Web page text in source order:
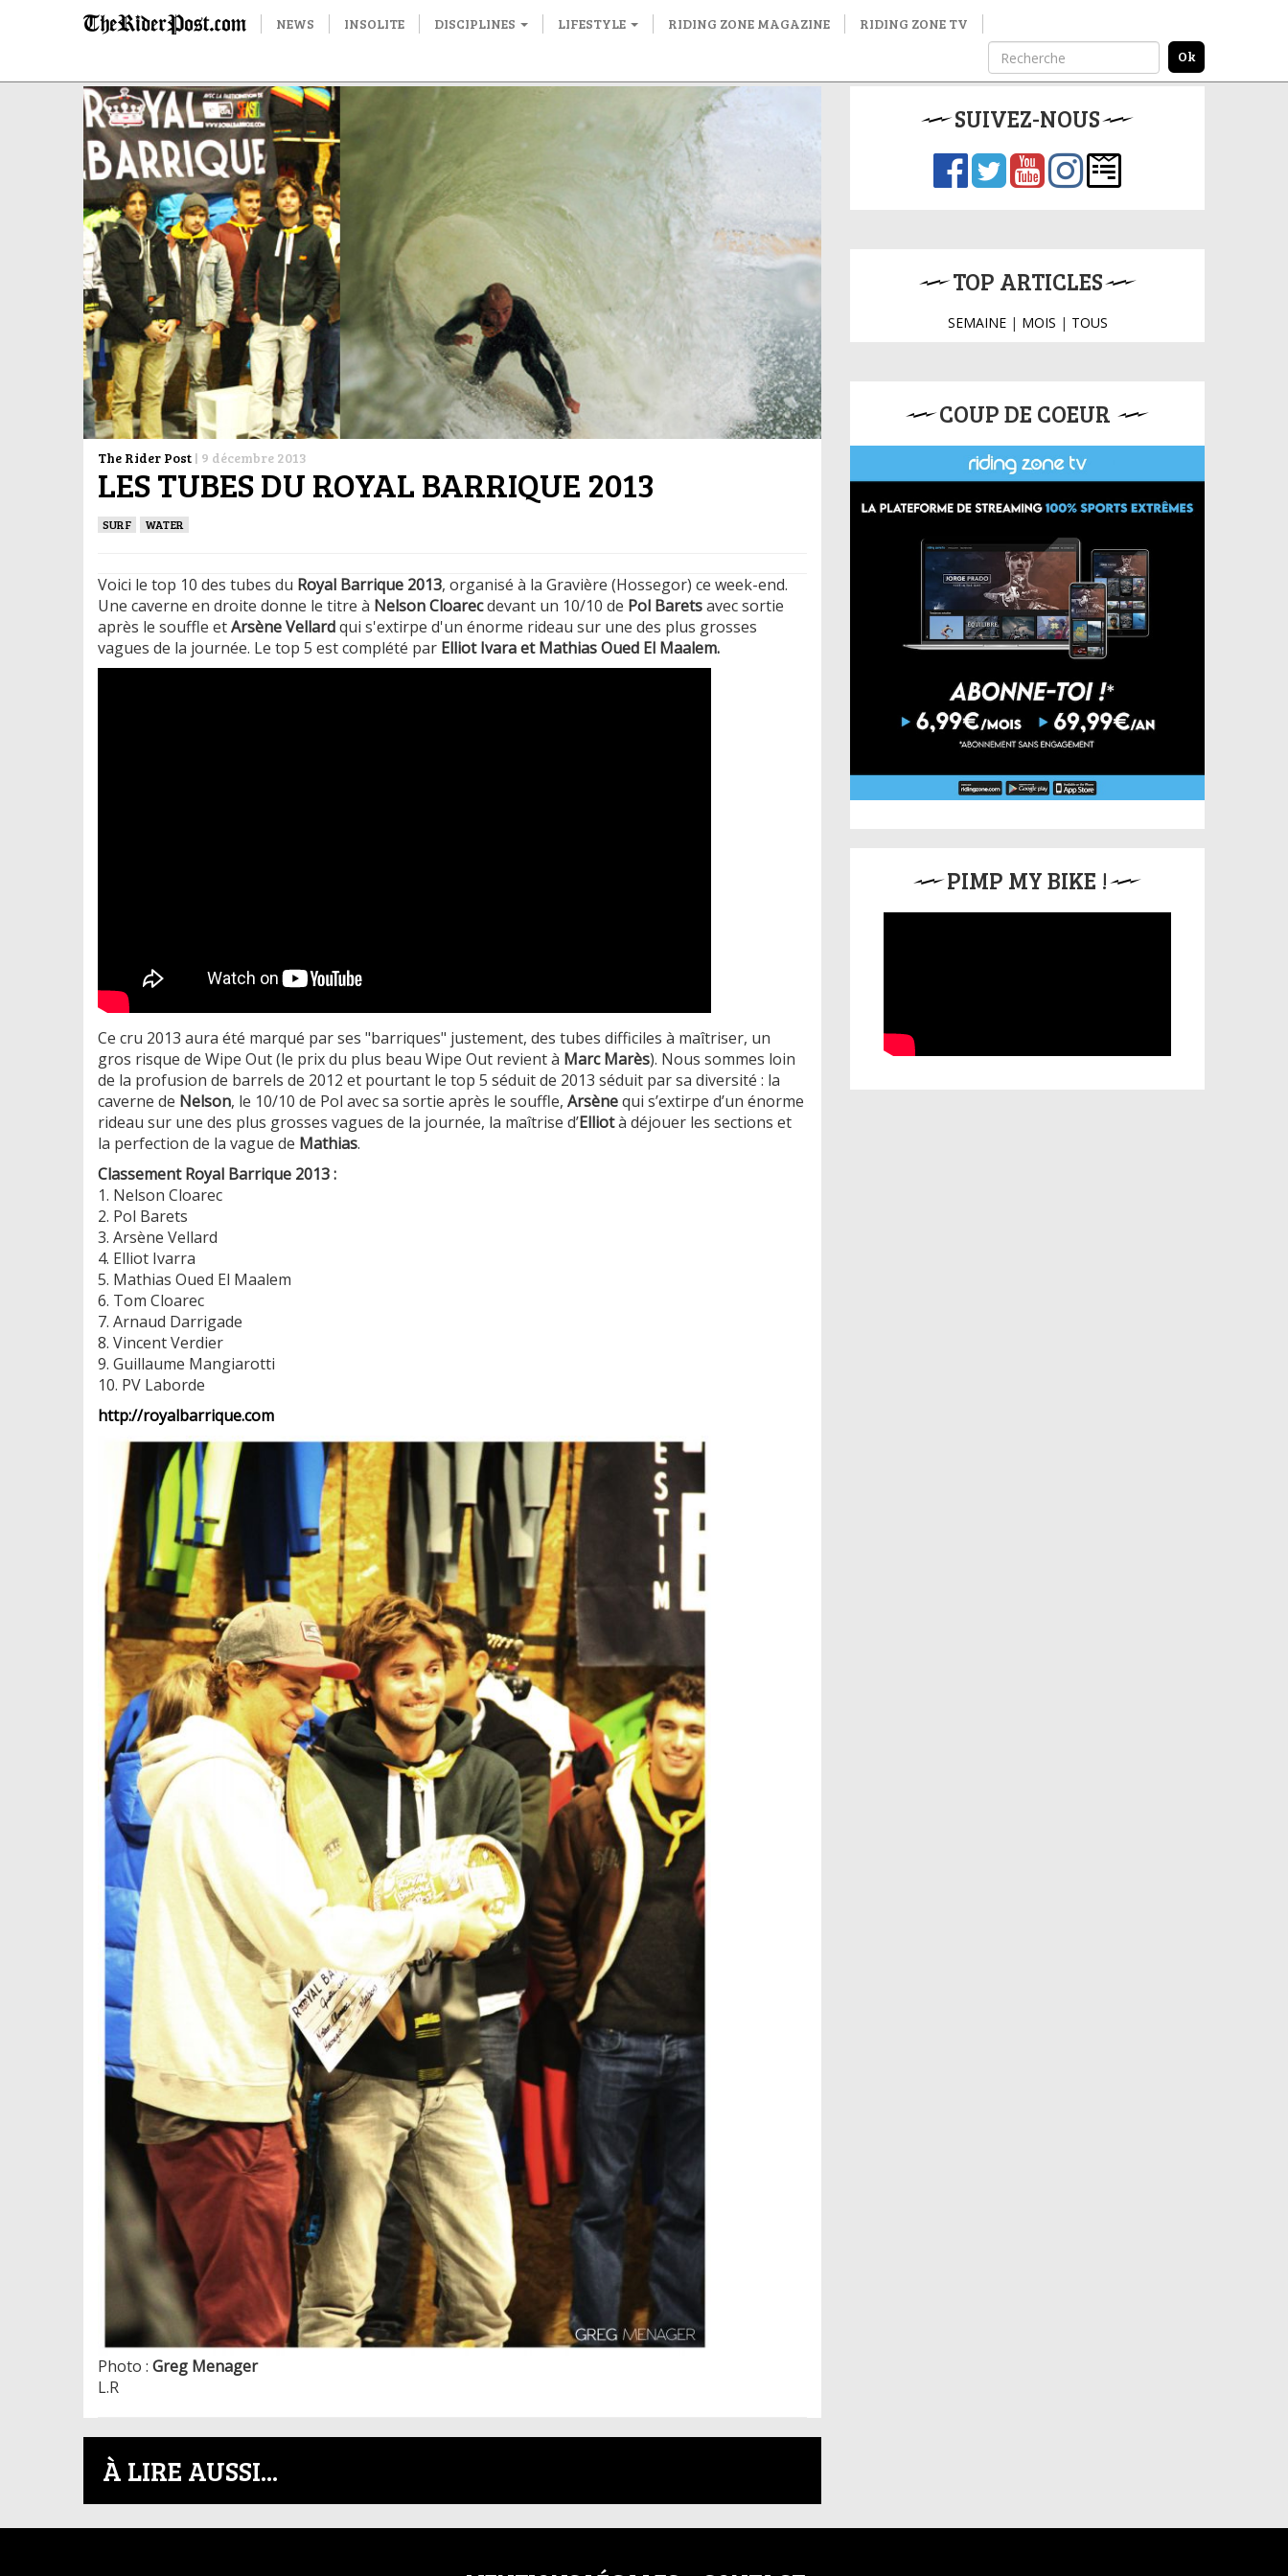
NEWS INSOLITE DISCIPLINES LIFESTYLE RIDING ZONE MAGAZINE RIDING ZONE TV
The Rider Post | 9 décembre 2013
LES TUBES DU ROYAL BARRIQUE 2013
SURF WATER
Voici le top 10 des tubes du Royal Barrique 2013, organisé à la Gravière (Hossegor) ce week-end.
Une caverne en droite donne le titre à Nelson Cloarecdevant un 10/10 de Pol Baretsavec sortie
après le souffle etArsène Vellardqui s'extirpe d'un énorme rideau sur une des plus grosses
vagues de la journée. Le top 5 est complété par Elliot Ivara et Mathias Oued El Maalem.
Ce cru 2013 aura été marqué par ses "barriques" justement, des tubes difficiles à maîtriser, un
gros risque de Wipe Out (le prix du plus beau Wipe Out revient à Marc Marès). Nous sommes loin
de la profusion de barrels de 2012 et pourtant le top 5 séduit de 2013 séduit par sa diversité : la
caverne de Nelson, le 10/10 de Pol avec sa sortie après le souffle, Arsènequi s’extirpe d’un énorme
rideau sur une des plus grosses vagues de la journée, la maîtrise d’Elliotà déjouer les sections et
la perfection de la vague de Mathias.
Classement Royal Barrique 2013 :
1. Nelson Cloarec
2. Pol Barets
3. Arsène Vellard
4. Elliot Ivarra
5. Mathias Oued El Maalem
6. Tom Cloarec
7. Arnaud Darrigade
8. Vincent Verdier
9. Guillaume Mangiarotti
10. PV Laborde
http://royalbarrique.com
Photo : Greg Menager
L.R
À LIRE AUSSI...
SUIVEZ-NOUS
TOP ARTICLES
SEMAINE| MOIS | TOUS
COUP DE COEUR
PIMP MY BIKE !